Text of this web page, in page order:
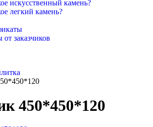
искусственный камень?
легкий камень?
заказчиков
450*450*120